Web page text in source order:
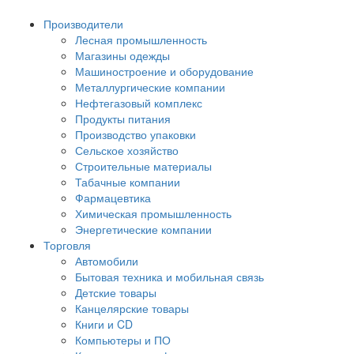
Производители
Лесная промышленность
Магазины одежды
Машиностроение и оборудование
Металлургические компании
Нефтегазовый комплекс
Продукты питания
Производство упаковки
Сельское хозяйство
Строительные материалы
Табачные компании
Фармацевтика
Химическая промышленность
Энергетические компании
Торговля
Автомобили
Бытовая техника и мобильная связь
Детские товары
Канцелярские товары
Книги и CD
Компьютеры и ПО